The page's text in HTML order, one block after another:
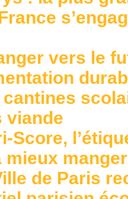
vers le
cantines
viande
Score,
mieux
de Paris